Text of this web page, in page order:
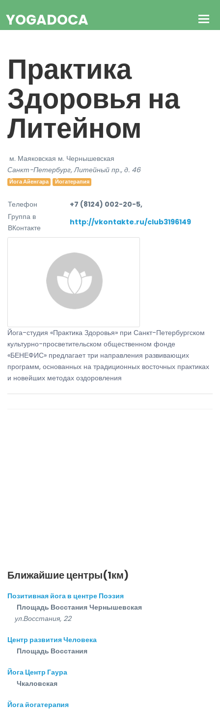
YOGADOCA
Практика
Здоровья на
Литейном
м. Маяковская м. Чернышевская
Санкт-Петербург, Литейный пр., д. 46
Йога Айенгара Йогатерапия
Телефон
+7 (8124) 002-20-5,
Группа в
ВКонтакте
http://vkontakte.ru/club3196149
Йога-студия «Практика Здоровья» при Санкт-Петербургском
культурно-просветительском общественном фонде
«БЕНЕФИС» предлагает три направления развивающих
программ, основанных на традиционных восточных практиках
и новейших методах оздоровления
Ближайшие центры(1км)
Позитивная йога в центре Поэзия
Площадь Восстания Чернышевская
ул.Восстания, 22
Центр развития Человека
Площадь Восстания
Йога Центр Гаура
Чкаловская
Йога йогатерапия